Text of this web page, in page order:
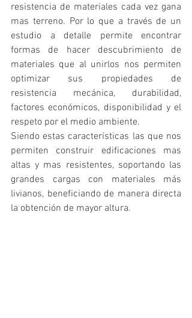
resistencia de materiales cada vez gana
mas terreno. Por lo que a través de un
estudio a detalle permite encontrar
formas de hacer descubrimiento de
materiales que al unirlos nos permiten
optimizar sus propiedades de
resistencia mecánica, durabilidad,
factores económicos, disponibilidad y el
respeto por el medio ambiente.
Siendo estas características las que nos
permiten construir edificaciones mas
altas y mas resistentes, soportando las
grandes cargas con materiales más
livianos, beneficiando de manera directa
la obtención de mayor altura.